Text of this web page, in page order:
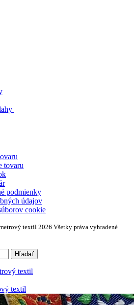
tovaru
podmienky
údajov
cookie
textil 2026 Všetky práva vyhradené
Hľadať
textil
textil